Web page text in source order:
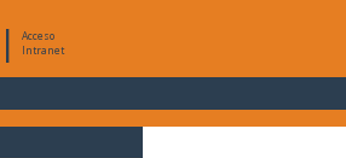
|
Acceso
Intranet